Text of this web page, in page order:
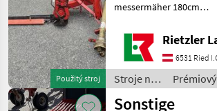
Použitý stroj
messermäher 180cm
Stroje na zber
krmív Prstové a
dvojnožnicové trávne
kosačky
Rietzler
6531 Ried
Stroje na
zber
objemových
Sonstige